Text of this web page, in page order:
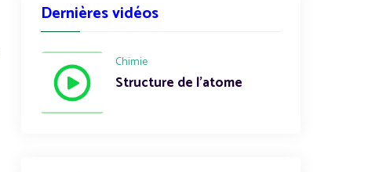
Dernières vidéos
Chimie
Structure de l'atome